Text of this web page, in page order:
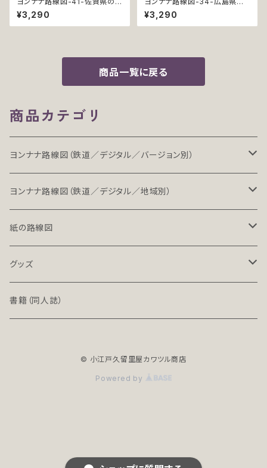
道 (Saga / デジタル / LT-NC)
¥3,290
鉄道 (Hiroshima / デジタル /
LT-NC)
¥3,290
商品一覧に戻る
商品カテゴリ
ヨンナナ路線図（鉄道／デジタル／バージョン別）
LT（ライト）
LT-NC（ライト／ノンクレジット版）
PRO（プロ）
PRO-NC（プロ／ノンクレジット版）
ヨンナナ路線図（鉄道／デジタル／地域別）
北海道・東北地方の鉄道（デジタル）
関東地方の鉄道（デジタル）
中部地方の鉄道（デジタル）
紙の路線図
鉄道路線図
高速道路案内図
グッズ
文具（クリアファイル）
書籍（同人誌）
© 小江戸久留里屋カワツル商店
Powered by